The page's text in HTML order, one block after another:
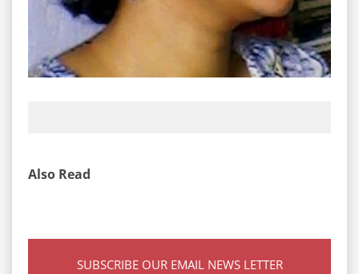
Also Read
SUBSCRIBE OUR EMAIL NEWS LETTER